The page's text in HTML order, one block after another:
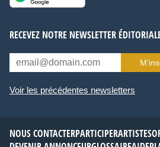
RECEVEZ NOTRE NEWSLETTER
Voir les précédentes newsletters
NOUS CONTACTERPARTICIPERARTISTES